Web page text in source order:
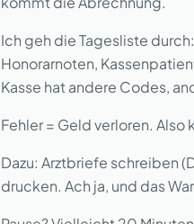
Ich geh die Tagesliste
Honorarnoten,
Kasse hat andere Codes,
Fehler = Geld verloren.
Dazu: Arztbriefe schreiben
drucken. Ach ja, und das